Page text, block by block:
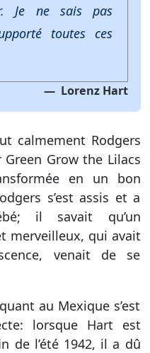
Je ne sais pas
toutes ces
Lorenz Hart
calmement Rodgers
Green Grow the Lilacs
en un bon
s’est assis et a
il savait qu’un
merveilleux, qui avait
venait de se
au Mexique s’est
lorsque Hart est
de l’été 1942, il a dû